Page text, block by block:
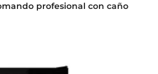
profesional con caño